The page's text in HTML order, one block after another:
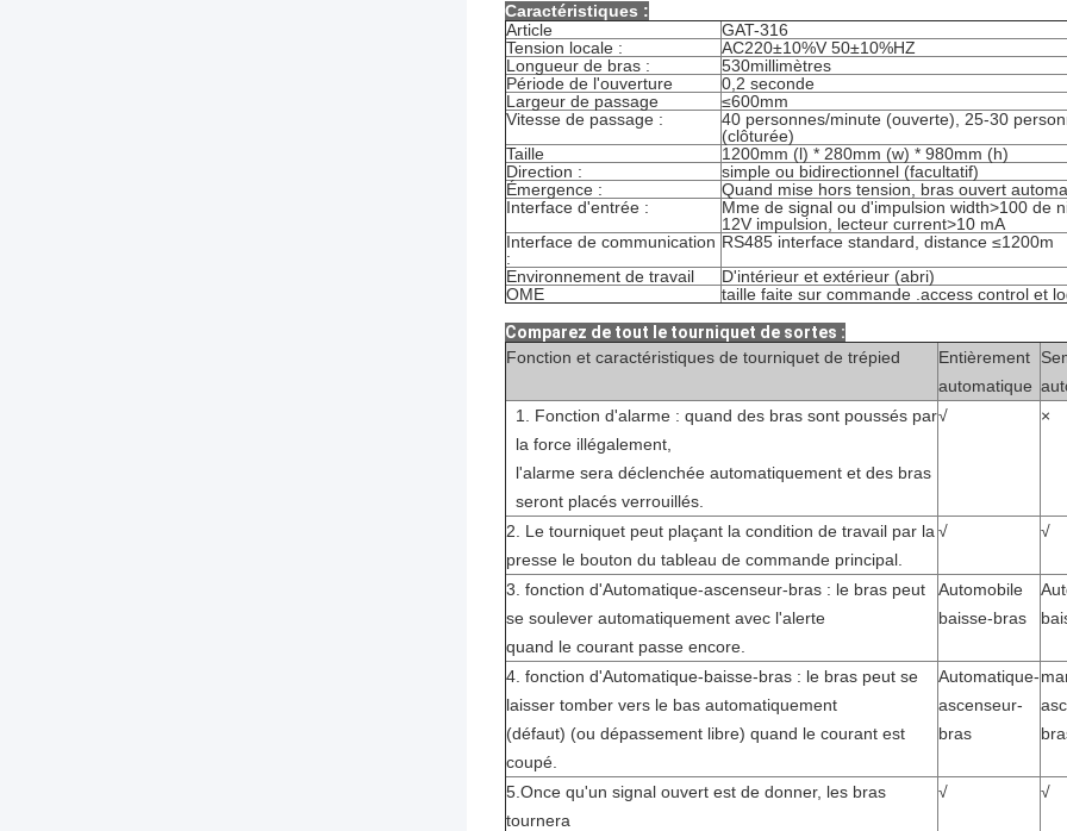
Caractéristiques :
Article
GAT-316
Tension locale :
AC220±10%V 50±10%HZ
Longueur de bras : 530millimètres
Période de l'ouverture
0,2 seconde
Largeur de passage
≤600mm
Vitesse de passage :
40 personnes/minute (ouverte), 25-30
(clôturée)
Taille
1200mm (l) * 280mm (w) * 980mm (h)
Direction :
simple ou bidirectionnel (facultatif)
Émergence :
Quand mise hors tension, bras ouvert
Interface d'entrée :
Mme de signal ou d'impulsion width>100 de
12V impulsion, lecteur current>10 mA
Interface de communication
:
RS485 interface standard, distance ≤1200m
Environnement de travail
D'intérieur et extérieur (abri)
OME
taille faite sur commande .access control et
Comparez de tout le tourniquet de sortes :
Fonction et caractéristiques de tourniquet de trépied
Entièrement
automatique
1. Fonction d'alarme : quand des bras sont poussés par
la force illégalement,
l'alarme sera déclenchée automatiquement et des bras
seront placés verrouillés.
√ ×
2. Le tourniquet peut plaçant la condition de travail par la
presse le bouton du tableau de commande principal.
√ √
3. fonction d'Automatique-ascenseur-bras : le bras peut
se soulever automatiquement avec l'alerte
quand le courant passe encore.
Automobile
baisse-bras
4. fonction d'Automatique-baisse-bras : le bras peut se
laisser tomber vers le bas automatiquement
(défaut) (ou dépassement libre) quand le courant est
coupé.
Automatique-
ascenseur-
bras
5.Once qu'un signal ouvert est de donner, les bras
tournera
√ √